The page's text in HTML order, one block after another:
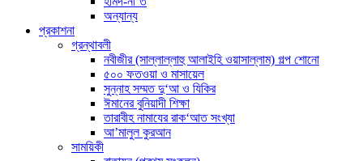
অন্যান্য
প্রকাশনা
গ্রন্থাবলী
নবীজীর (সাল্লাল্লাহু আলাইহি ওয়াসাল্লাম) গল্প শোনো
৫০০ ফতওয়া ও মাসায়েল
সুন্নাহ সম্মত দু‘আ ও যিকির
ঈমানের বুনিয়াদী শিক্ষা
তারাবীহ নামাযের রাক‘আত সংখ্যা
আ’মালুল কুরআন
সাময়িকী